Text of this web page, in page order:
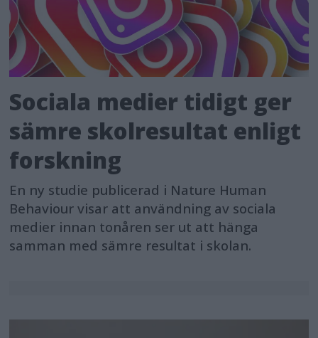
Sociala medier tidigt ger
sämre skolresultat enligt
forskning
En ny studie publicerad i Nature Human
Behaviour visar att användning av sociala
medier innan tonåren ser ut att hänga
samman med sämre resultat i skolan.